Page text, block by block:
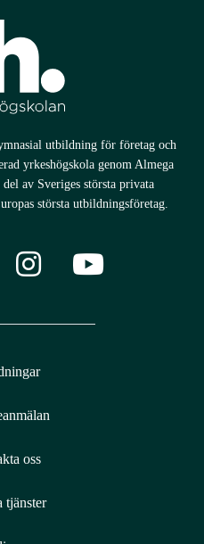
utbildning för företag och
yrkeshögskola genom Almega
av Sveriges största privata
största utbildningsföretag.
oss
tjänster